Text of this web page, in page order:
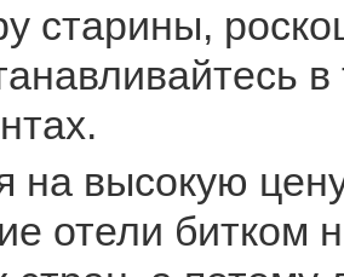
старины,
в
на высокую
отели битком